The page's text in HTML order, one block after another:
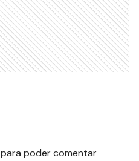
para poder comentar